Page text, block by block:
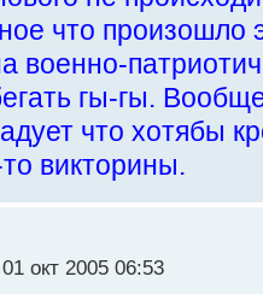
что произошло
военно-
гы-гы.
что хотябы
викторины.
окт 2005 06:53